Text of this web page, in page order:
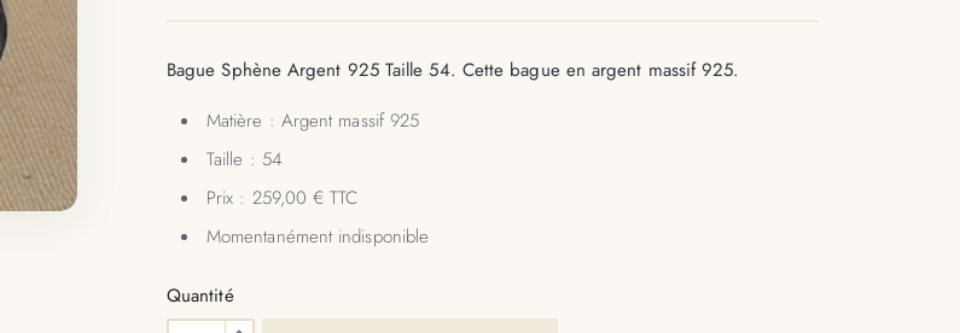
Bague Sphène Argent 925 Taille 54. Cette bague en argent massif 925.
Matière : Argent massif 925
Taille : 54
Prix : 259,00 € TTC
Momentanément indisponible
Quantité